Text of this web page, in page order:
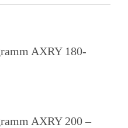
AXRY 180-
AXRY 200 –